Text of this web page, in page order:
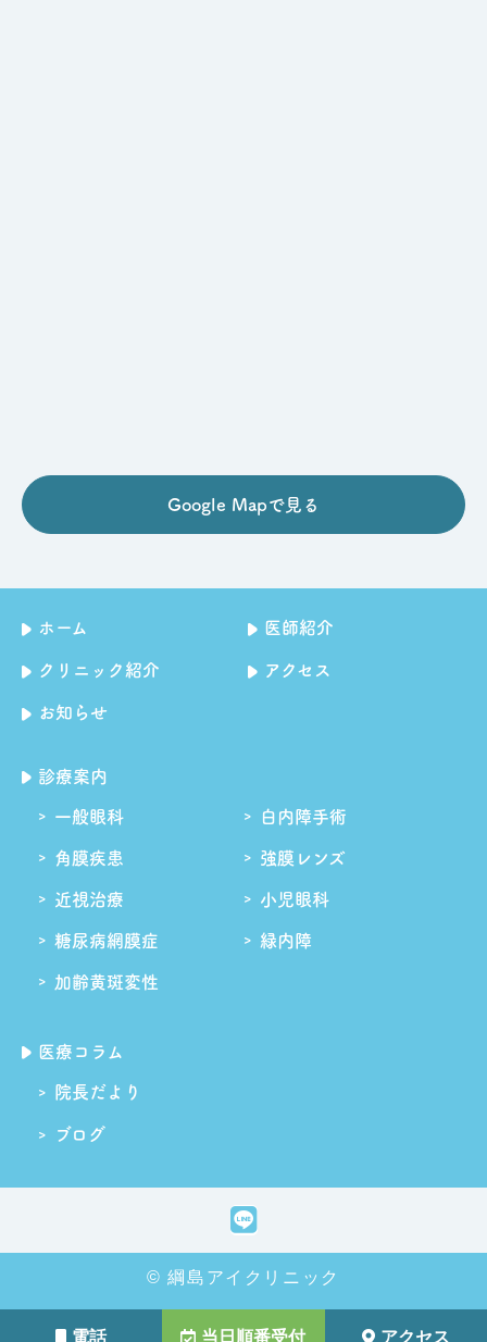
電話 当日順番受付 アクセス
Google Mapで見る
ホーム 医師紹介
クリニック紹介 アクセス
お知らせ
診療案内
一般眼科 白内障手術
角膜疾患 強膜レンズ
近視治療 小児眼科
糖尿病網膜症 緑内障
加齢黄斑変性
医療コラム
院長だより
ブログ
© 綱島アイクリニック